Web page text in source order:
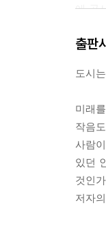
에 공
된다.
효과
케이
---
SF영
완벽
다는
출판
도시
미래
작음
사람
있던
것인
저자